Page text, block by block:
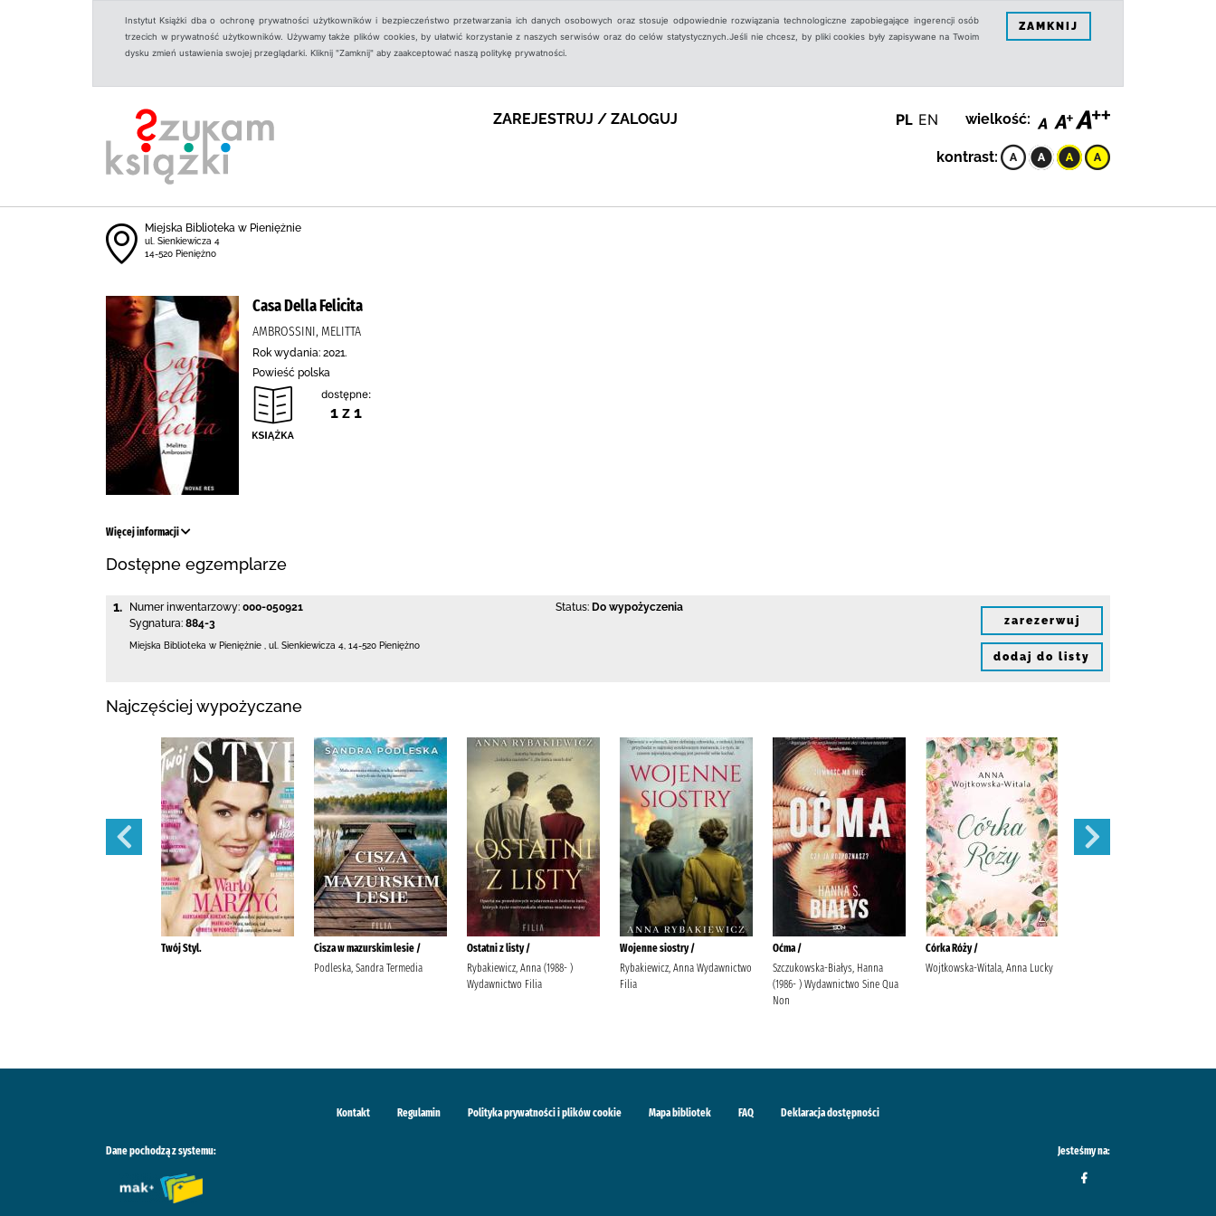
Instytut Książki dba o ochronę prywatności użytkowników i bezpieczeństwo przetwarzania ich danych osobowych oraz stosuje odpowiednie rozwiązania technologiczne zapobiegające ingerencji osób
trzecich w prywatność użytkowników. Używamy także plików cookies, by ułatwić korzystanie z naszych serwisów oraz do celów statystycznych.Jeśli nie chcesz, by pliki cookies były zapisywane na Twoim
dysku zmień ustawienia swojej przeglądarki. Kliknij "Zamknij" aby zaakceptować naszą politykę prywatności.
ZAMKNIJ
ZAREJESTRUJ / ZALOGUJ PL EN wielkość:
kontrast:
Miejska Biblioteka w Pieniężnie
ul. Sienkiewicza 4
14-520 Pieniężno
Casa Della Felicita
AMBROSSINI, MELITTA
Rok wydania: 2021.
Powieść polska
dostępne:
1 z 1
Więcej informacji
Dostępne egzemplarze
1. Numer inwentarzowy: 000-050921
Sygnatura: 884-3
Status: Do wypożyczenia
Miejska Biblioteka w Pieniężnie ul. Sienkiewicza 4 14-520 Pieniężno
zarezerwuj
dodaj do listy
Najczęściej wypożyczane
Twój Styl.
Cisza w mazurskim lesie /
Podleska, Sandra Termedia
Ostatni z listy /
Rybakiewicz, Anna (1988- )
Wydawnictwo Filia
Wojenne siostry /
Rybakiewicz, Anna Wydawnictwo
Filia
Oćma /
Szczukowska-Białys, Hanna
(1986- ) Wydawnictwo Sine Qua
Non
Córka Róży /
Wojtkowska-Witala, Anna Lucky
Kontakt Regulamin Polityka prywatności i plików cookie Mapa bibliotek FAQ Deklaracja dostępności
Dane pochodzą z systemu: Jesteśmy na: